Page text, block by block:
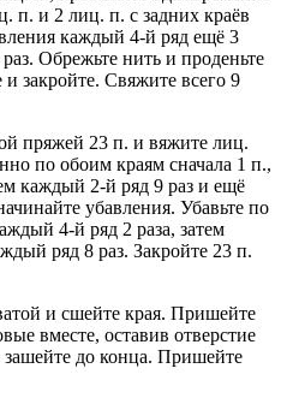
п. и 2 лиц. п. с задних краёв
каждый 4-й ряд ещё 3
Обрежьте нить и проденьте
и закройте. Свяжите всего 9
пряжей 23 п. и вяжите лиц.
по обоим краям сначала 1 п.,
каждый 2-й ряд 9 раз и ещё
убавления. Убавьте по
4-й ряд 2 раза, затем
ряд 8 раз. Закройте 23 п.
и сшейте края. Пришейте
вместе, оставив отверстие
до конца. Пришейте